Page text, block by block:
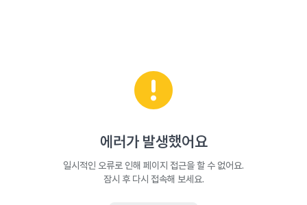
에러가 발생했어요
일시적인 오류로 인해 페이지 접근을 할 수 없어요.
잠시 후 다시 접속해 보세요.